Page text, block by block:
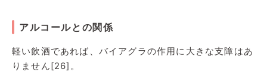
アルコールとの関係
軽い飲酒であれば、バイアグラの作用に大きな支障はあ
りません[26]。